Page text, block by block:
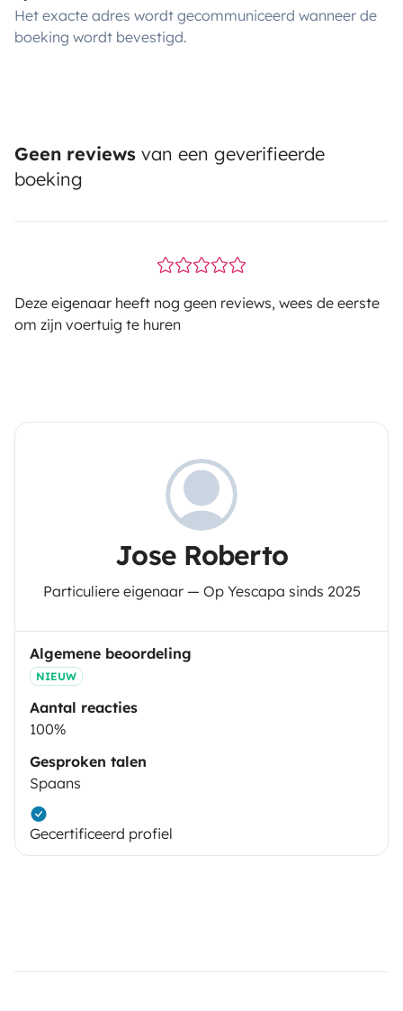
Het exacte adres wordt gecommuniceerd wanneer de
boeking wordt bevestigd.
Geen reviews van een geverifieerde
boeking
Deze eigenaar heeft nog geen reviews, wees de eerste
om zijn voertuig te huren
Jose Roberto
Particuliere eigenaar — Op Yescapa sinds 2025
Algemene beoordeling
NIEUW
Aantal reacties
100%
Gesproken talen
Spaans
Gecertificeerd profiel